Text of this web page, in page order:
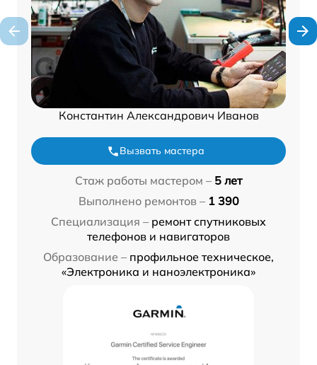
Константин Александрович Иванов
Вызвать мастера
Стаж работы мастером – 5 лет
Выполнено ремонтов – 1 390
Специализация – ремонт спутниковых
телефонов и навигаторов
Образование – профильное техническое,
«Электроника и наноэлектроника»